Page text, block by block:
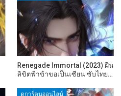
Renegade Immortal (2023) ฝืน
ลิขิตฟ้าข้าขอเป็นเซียน ซับไทย…
ดูการ์ตูนออนไลน์